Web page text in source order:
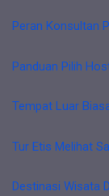
Peran Konsultan
Panduan Pilih
Tempat Luar
Tur Etis Melihat
Destinasi Wisata